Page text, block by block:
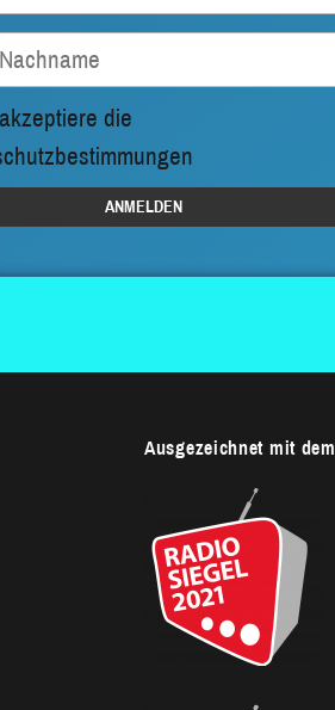
die
Ausgezeichnet mit dem